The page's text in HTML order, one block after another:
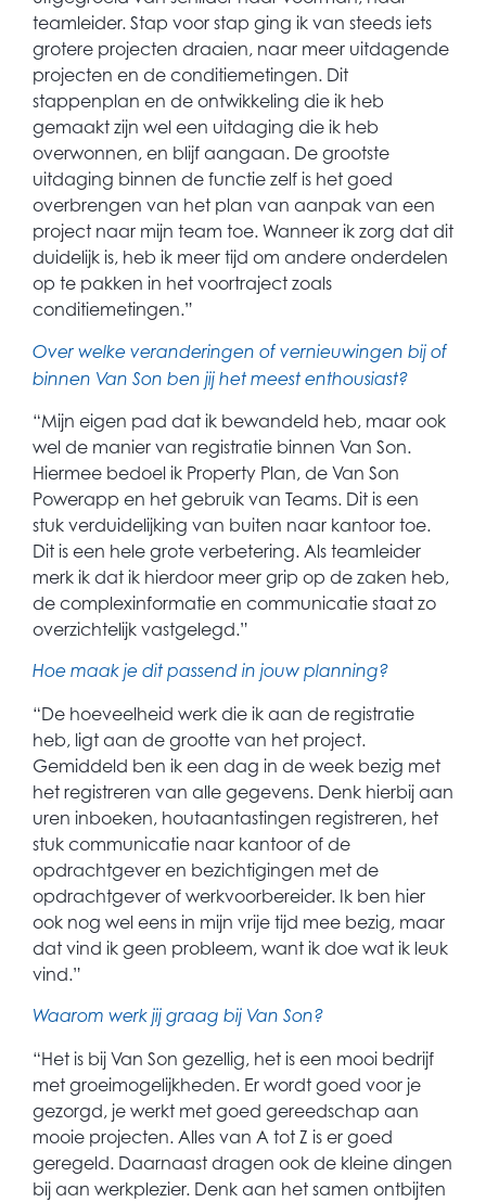
teamleider. Stap voor stap ging ik van steeds iets
grotere projecten draaien, naar meer uitdagende
projecten en de conditiemetingen. Dit
stappenplan en de ontwikkeling die ik heb
gemaakt zijn wel een uitdaging die ik heb
overwonnen, en blijf aangaan. De grootste
uitdaging binnen de functie zelf is het goed
overbrengen van het plan van aanpak van een
project naar mijn team toe. Wanneer ik zorg dat dit
duidelijk is, heb ik meer tijd om andere onderdelen
op te pakken in het voortraject zoals
conditiemetingen.”
Over welke veranderingen of vernieuwingen bij of
binnen Van Son ben jij het meest enthousiast?
“Mijn eigen pad dat ik bewandeld heb, maar ook
wel de manier van registratie binnen Van Son.
Hiermee bedoel ik Property Plan, de Van Son
Powerapp en het gebruik van Teams. Dit is een
stuk verduidelijking van buiten naar kantoor toe.
Dit is een hele grote verbetering. Als teamleider
merk ik dat ik hierdoor meer grip op de zaken heb,
de complexinformatie en communicatie staat zo
overzichtelijk vastgelegd.”
Hoe maak je dit passend in jouw planning?
“De hoeveelheid werk die ik aan de registratie
heb, ligt aan de grootte van het project.
Gemiddeld ben ik een dag in de week bezig met
het registreren van alle gegevens. Denk hierbij aan
uren inboeken, houtaantastingen registreren, het
stuk communicatie naar kantoor of de
opdrachtgever en bezichtigingen met de
opdrachtgever of werkvoorbereider. Ik ben hier
ook nog wel eens in mijn vrije tijd mee bezig, maar
dat vind ik geen probleem, want ik doe wat ik leuk
vind.”
Waarom werk jij graag bij Van Son?
“Het is bij Van Son gezellig, het is een mooi bedrijf
met groeimogelijkheden. Er wordt goed voor je
gezorgd, je werkt met goed gereedschap aan
mooie projecten. Alles van A tot Z is er goed
geregeld. Daarnaast dragen ook de kleine dingen
bij aan werkplezier. Denk aan het samen ontbijten